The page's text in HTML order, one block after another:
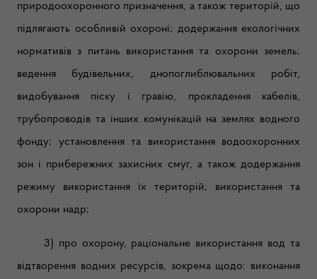
природоохоронного призначення, а також територій, що
підлягають особливій охороні; додержання екологічних
нормативів з питань використання та охорони земель;
ведення будівельних, днопоглиблювальних робіт,
видобування піску і гравію, прокладення кабелів,
трубопроводів та інших комунікацій на землях водного
фонду; установлення та використання водоохоронних
зон і прибережних захисних смуг, а також додержання
режиму використання їх територій; використання та
охорони надр;
3) про охорону, раціональне використання вод та
відтворення водних ресурсів, зокрема щодо: виконання